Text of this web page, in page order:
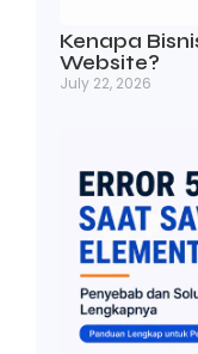
Kenapa
Website?
July 22, 2026